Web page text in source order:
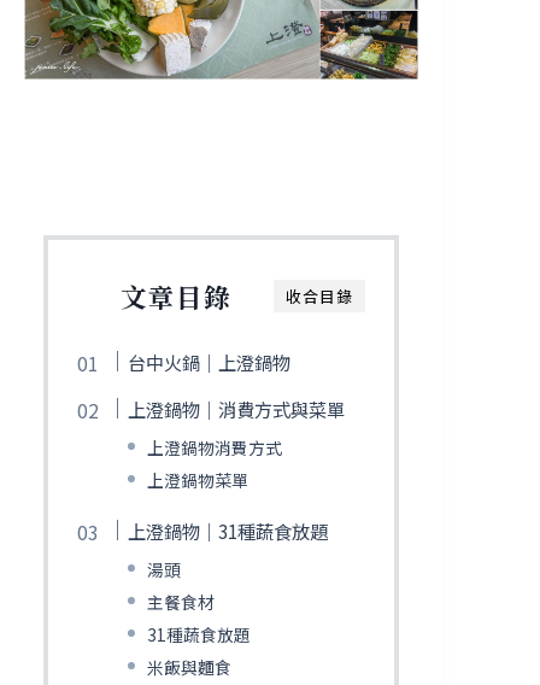
收合目錄
文章目錄
台中火鍋｜上澄鍋物
上澄鍋物｜消費方式與菜單
上澄鍋物消費方式
上澄鍋物菜單
上澄鍋物｜31種蔬食放題
湯頭
主餐食材
31種蔬食放題
米飯與麵食